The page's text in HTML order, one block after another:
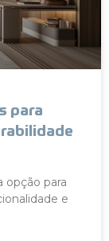
para
opção para
e